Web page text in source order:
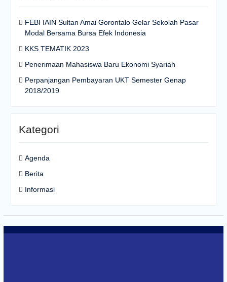
FEBI IAIN Sultan Amai Gorontalo Gelar Sekolah Pasar
Modal Bersama Bursa Efek Indonesia
KKS TEMATIK 2023
Penerimaan Mahasiswa Baru Ekonomi Syariah
Perpanjangan Pembayaran UKT Semester Genap
2018/2019
Kategori
Agenda
Berita
Informasi